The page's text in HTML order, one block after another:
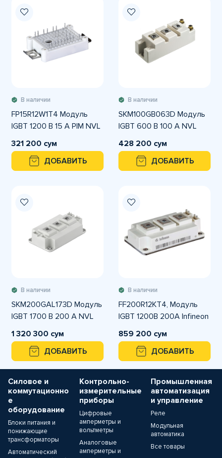
В наличии
FP15R12W1T4 Модуль
IGBT 1200 В 15 A PIM NVL
321 200 сум
ДОБАВИТЬ
В наличии
SKM100GB063D Модуль
IGBT 600 В 100 A NVL
428 200 сум
ДОБАВИТЬ
В наличии
SKM200GAL173D Модуль
IGBT 1700 В 200 A NVL
1 320 300 сум
ДОБАВИТЬ
В наличии
FF200R12KT4, Модуль
IGBT 1200В 200А Infineon
859 200 сум
ДОБАВИТЬ
Силовое и
коммутационно
е
оборудование
Блоки питания и
понижающие
трансформаторы
Автоматический
Контрольно-
измерительные
приборы
Цифровые
амперметры и
вольтметры
Аналоговые
амперметры и
Промышленная
автоматизация
и управление
Реле
Модульная
автоматика
Все товары